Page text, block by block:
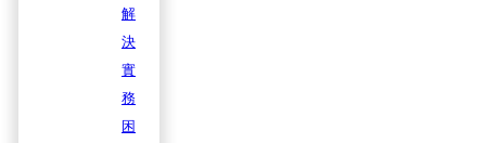
解
決
實
務
困